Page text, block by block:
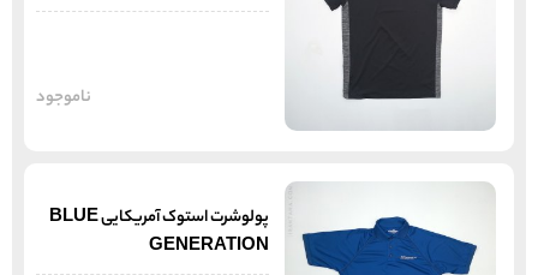
ناموجود
پولوشرت استوک آمریکایی BLUE
GENERATION